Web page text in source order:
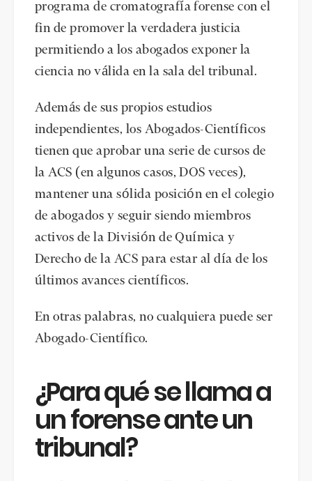
programa de cromatografía forense con el
fin de promover la verdadera justicia
permitiendo a los abogados exponer la
ciencia no válida en la sala del tribunal.
Además de sus propios estudios
independientes, los Abogados-Científicos
tienen que aprobar una serie de cursos de
la ACS (en algunos casos, DOS veces),
mantener una sólida posición en el colegio
de abogados y seguir siendo miembros
activos de la División de Química y
Derecho de la ACS para estar al día de los
últimos avances científicos.
En otras palabras, no cualquiera puede ser
Abogado-Científico.
¿Para qué se llama a
un forense ante un
tribunal?